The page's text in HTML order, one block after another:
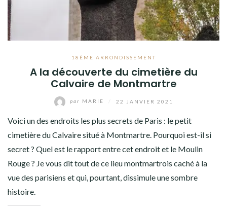
18ÈME ARRONDISSEMENT
A la découverte du cimetière du
Calvaire de Montmartre
par MARIE 22 JANVIER 2021
Voici un des endroits les plus secrets de Paris : le petit
cimetière du Calvaire situé à Montmartre. Pourquoi est-il si
secret ? Quel est le rapport entre cet endroit et le Moulin
Rouge ? Je vous dit tout de ce lieu montmartrois caché à la
vue des parisiens et qui, pourtant, dissimule une sombre
histoire.